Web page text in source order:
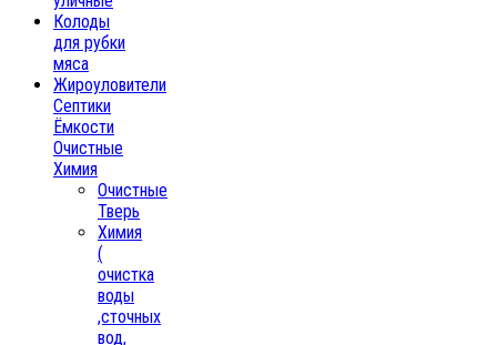
Колоды
для рубки
мяса
Жироуловители
Септики
Ёмкости
Очистные
Химия
Очистные
Тверь
Химия
(
очистка
воды
,сточных
вод,